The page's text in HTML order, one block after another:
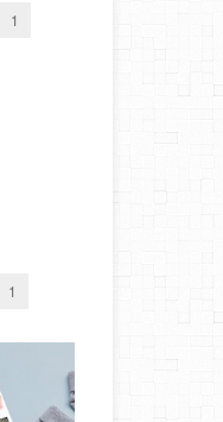
1
1